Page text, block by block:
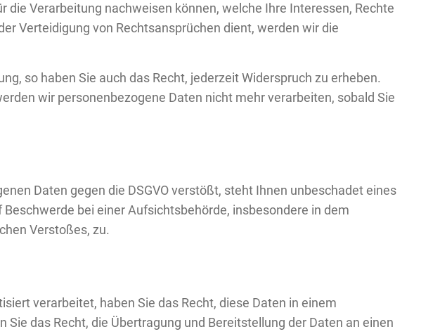
Verarbeitung nachweisen können, welche Ihre Interessen, Rechte
Verteidigung von Rechtsansprüchen dient, werden wir die
so haben Sie auch das Recht, jederzeit Widerspruch zu erheben.
wir personenbezogene Daten nicht mehr verarbeiten, sobald Sie
Daten gegen die DSGVO verstößt, steht Ihnen unbeschadet eines
bei einer Aufsichtsbehörde, insbesondere in dem
Verstoßes, zu.
verarbeitet, haben Sie das Recht, diese Daten in einem
das Recht, die Übertragung und Bereitstellung der Daten an einen